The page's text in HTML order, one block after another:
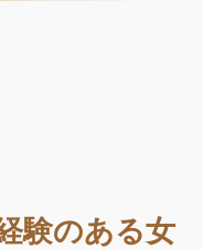
験のある女